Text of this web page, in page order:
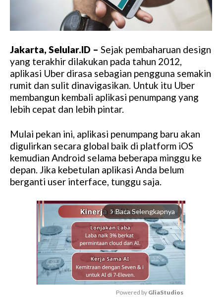
Jakarta, Selular.ID – Sejak pembaharuan design
yang terakhir dilakukan pada tahun 2012,
aplikasi Uber dirasa sebagian pengguna semakin
rumit dan sulit dinavigasikan. Untuk itu Uber
membangun kembali aplikasi penumpang yang
lebih cepat dan lebih pintar.
Mulai pekan ini, aplikasi penumpang baru akan
digulirkan secara global baik di platform iOS
kemudian Android selama beberapa minggu ke
depan. Jika kebetulan aplikasi Anda belum
berganti user interface, tunggu saja.
arrow_forward_ios Baca Selengkapnya
Powered by GliaStudios